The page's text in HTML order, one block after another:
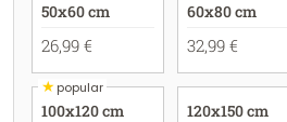
50x60 cm
26,99 €
60x80 cm
32,99 €
★popular
100x120 cm 120x150 cm